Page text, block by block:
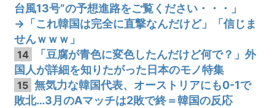
台風13号”の予想進路をご覧ください・・・」
→「これ韓国は完全に直撃なんだけど」「信じま
せんｗｗｗ」
14
「豆腐が青色に変色したんだけど何で？」外
国人が詳細を知りたがった日本のモノ特集
15 無気力な韓国代表、オーストリアにも0-1で
敗北…3月のAマッチは2敗で終＝韓国の反応